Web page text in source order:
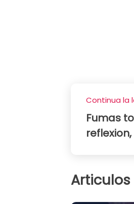
Continua la
Fumas